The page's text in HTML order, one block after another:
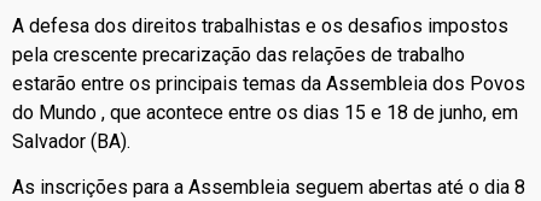
A defesa dos direitos trabalhistas e os desafios impostos
pela crescente precarização das relações de trabalho
estarão entre os principais temas da Assembleia dos Povos
do Mundo , que acontece entre os dias 15 e 18 de junho, em
Salvador (BA).
As inscrições para a Assembleia seguem abertas até o dia 8